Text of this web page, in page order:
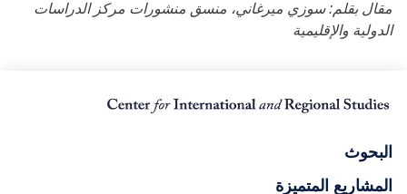
مقال بقلم: سوزي ميرغاني، منسق منشورات مركز الدراسات
الدولية والإقليمية
البحوث
المشاريع المتميزة